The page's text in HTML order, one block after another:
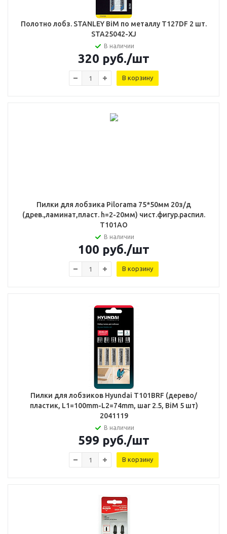
Полотно лобз. STANLEY BiM по металлу T127DF 2 шт.
STA25042-XJ
В наличии
320 руб./шт
В корзину
Пилки для лобзика Pilorama 75*50мм 20з/д
(древ.,ламинат,пласт. h=2-20мм) чист.фигур.распил.
Т101AO
В наличии
100 руб./шт
В корзину
Пилки для лобзиков Hyundai T101BRF (дерево/
пластик, L1=100mm-L2=74mm, шаг 2.5, BiM 5 шт)
2041119
В наличии
599 руб./шт
В корзину